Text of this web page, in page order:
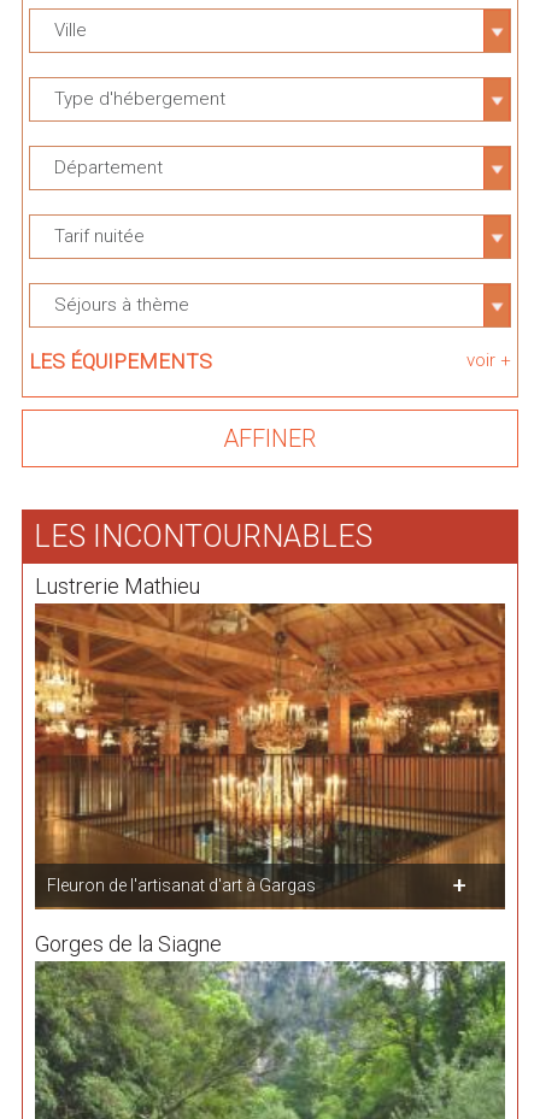
Ville
Type d'hébergement
Département
Tarif nuitée
Séjours à thème
LES ÉQUIPEMENTS voir +
LES INCONTOURNABLES
Lustrerie Mathieu
Fleuron de l'artisanat d'art à Gargas
Gorges de la Siagne